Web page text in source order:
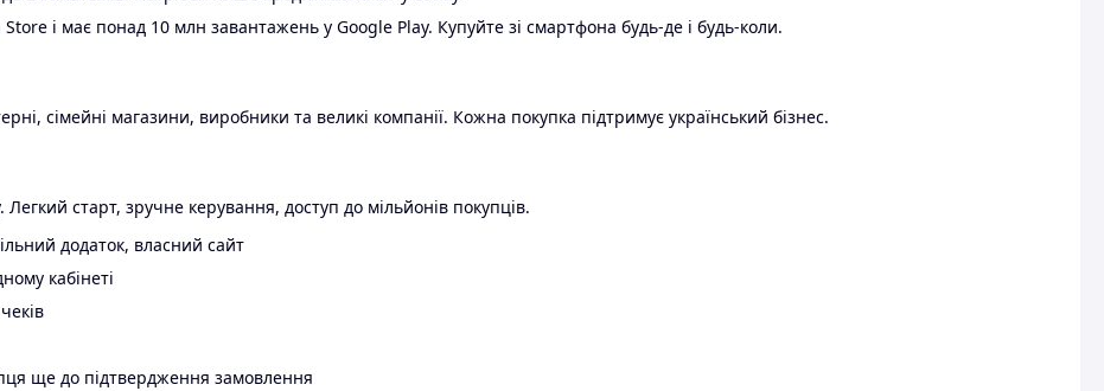
і має понад 10 млн завантажень у Google Play. Купуйте зі смартфона будь-де і будь-коли.
сімейні магазини, виробники та великі компанії. Кожна покупка підтримує український бізнес.
старт, зручне керування, доступ до мільйонів покупців.
додаток, власний сайт
кабінеті
ще до підтвердження замовлення